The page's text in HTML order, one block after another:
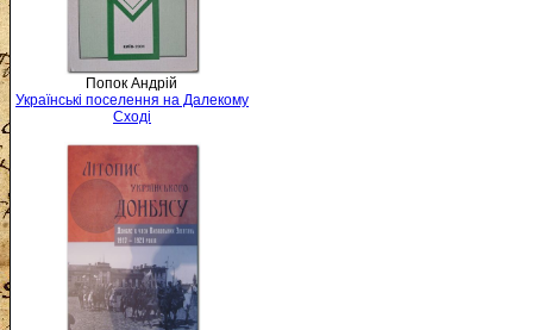
Попок Андрій
Українські поселення на Далекому
Сході